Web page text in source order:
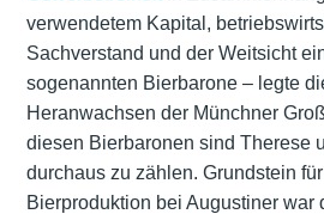
verwendetem Kapital,
Sachverstand und der Weitsicht
sogenannten Bierbarone – legte
Heranwachsen der Münchner
diesen Bierbaronen sind Therese
durchaus zu zählen. Grundstein
Bierproduktion bei Augustiner war